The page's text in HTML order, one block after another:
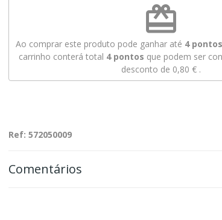
redeem
Ao comprar este produto pode ganhar até 4
carrinho conterá total 4pontos que podem ser
desconto de 0,80 € .
Ref: 572050009
Comentários